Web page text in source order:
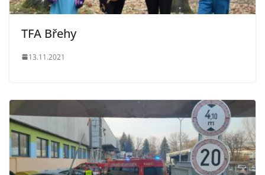
TFA Břehy
13.11.2021